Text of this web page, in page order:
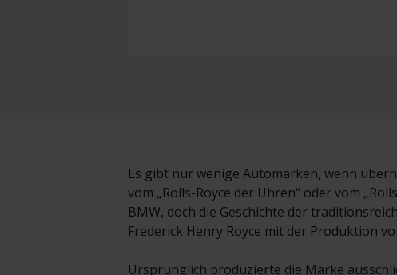
Es gibt nur wenige Automarken, wenn
vom „Rolls-Royce der Uhren“ oder vom
BMW, doch die Geschichte der
Frederick Henry Royce mit der Produktion
Ursprünglich produzierte die Marke